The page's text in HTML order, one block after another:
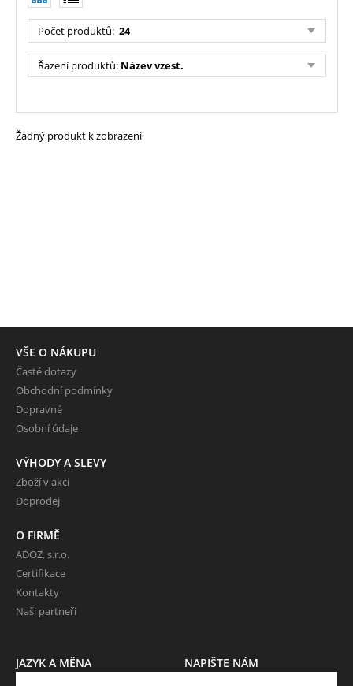
Počet produktů: 24
Řazení produktů: Název vzest.
Žádný produkt k zobrazení
VŠE O NÁKUPU
Časté dotazy
Obchodní podmínky
Dopravné
Osobní údaje
VÝHODY A SLEVY
Zboží v akci
Doprodej
O FIRMĚ
ADOZ, s.r.o.
Certifikace
Kontakty
Naši partneři
JAZYK A MĚNA NAPIŠTE NÁM